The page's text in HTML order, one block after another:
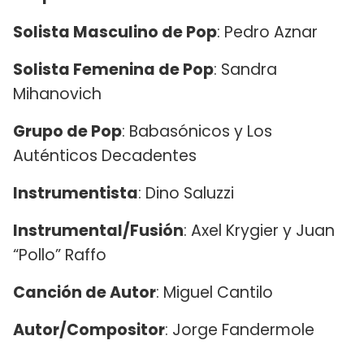
Solista Masculino de Pop: Pedro Aznar
Solista Femenina de Pop: Sandra
Mihanovich
Grupo de Pop: Babasónicos y Los
Auténticos Decadentes
Instrumentista: Dino Saluzzi
Instrumental/Fusión: Axel Krygier y Juan
“Pollo” Raffo
Canción de Autor: Miguel Cantilo
Autor/Compositor: Jorge Fandermole